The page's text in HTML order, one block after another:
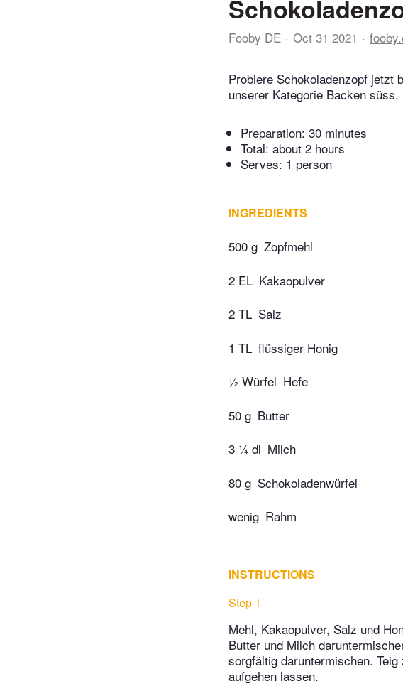
Fooby DE Oct 31 2021
Probiere Schokoladenzopf jetzt
unserer Kategorie Backen süss.
Preparation: 30 minutes
Total: about 2 hours
Serves: 1 person
INGREDIENTS
500 g Zopfmehl
2 EL Kakaopulver
2 TL Salz
1 TL flüssiger Honig
½ Würfel Hefe
50 g Butter
3 ¼ dl Milch
80 g Schokoladenwürfel
wenig Rahm
INSTRUCTIONS
Step 1
Mehl, Kakaopulver, Salz und
Butter und Milch
sorgfältig daruntermischen.
aufgehen lassen.